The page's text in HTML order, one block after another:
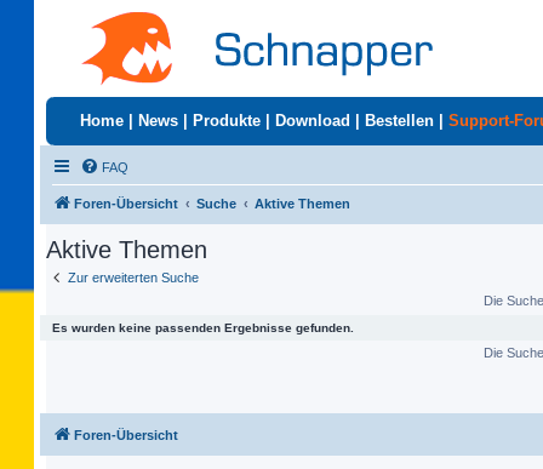
Home News Produkte Download Bestellen Support-
FAQ
Foren-Übersicht Suche Aktive Themen
Aktive Themen
Zur erweiterten Suche
Die
Es wurden keine passenden Ergebnisse gefunden.
Die
Foren-Übersicht